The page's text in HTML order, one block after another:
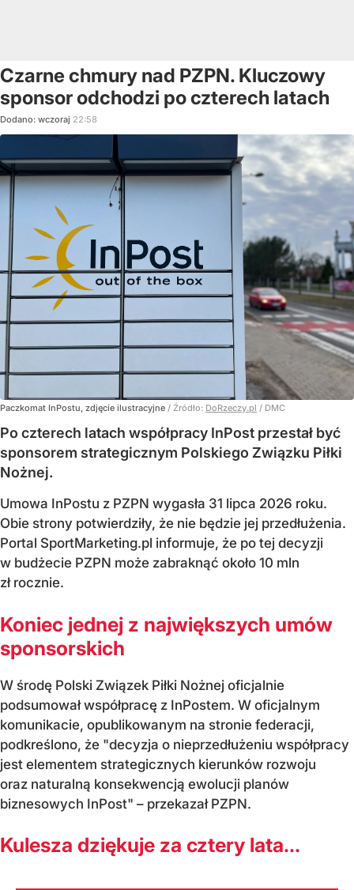
Czarne chmury nad PZPN. Kluczowy
sponsor odchodzi po czterech latach
Dodano: wczoraj 22:58
Paczkomat InPostu, zdjęcie ilustracyjne / Źródło: DoRzeczy.pl / DMC
Po czterech latach współpracy InPost przestał być
sponsorem strategicznym Polskiego Związku Piłki
Nożnej.
Umowa InPostu z PZPN wygasła 31 lipca 2026 roku.
Obie strony potwierdziły, że nie będzie jej przedłużenia.
Portal SportMarketing.pl informuje, że po tej decyzji
w budżecie PZPN może zabraknąć około 10 mln
zł rocznie.
Koniec jednej z największych umów
sponsorskich
W środę Polski Związek Piłki Nożnej oficjalnie
podsumował współpracę z InPostem. W oficjalnym
komunikacie, opublikowanym na stronie federacji,
podkreślono, że "decyzja o nieprzedłużeniu współpracy
jest elementem strategicznych kierunków rozwoju
oraz naturalną konsekwencją ewolucji planów
biznesowych InPost" – przekazał PZPN.
Kulesza dziękuje za cztery lata...